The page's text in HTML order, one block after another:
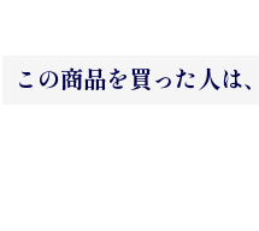
この商品を買った人は